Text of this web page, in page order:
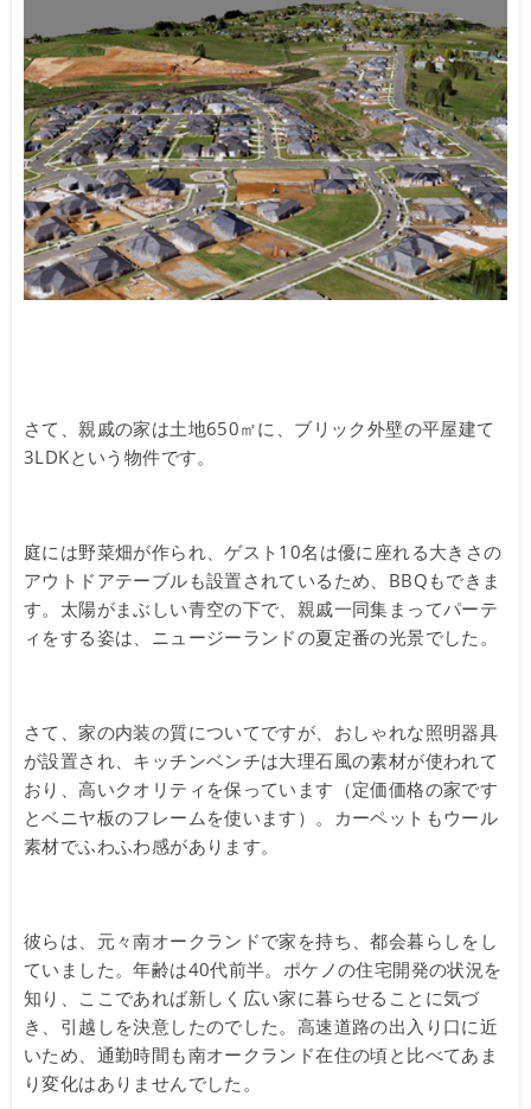
さて、親戚の家は土地650㎡に、ブリック外壁の平屋建て
3LDKという物件です。
庭には野菜畑が作られ、ゲスト10名は優に座れる大きさの
アウトドアテーブルも設置されているため、BBQもできま
す。太陽がまぶしい青空の下で、親戚一同集まってパーテ
ィをする姿は、ニュージーランドの夏定番の光景でした。
さて、家の内装の質についてですが、おしゃれな照明器具
が設置され、キッチンベンチは大理石風の素材が使われて
おり、高いクオリティを保っています（定価価格の家です
とベニヤ板のフレームを使います）。カーペットもウール
素材でふわふわ感があります。
彼らは、元々南オークランドで家を持ち、都会暮らしをし
ていました。年齢は40代前半。ポケノの住宅開発の状況を
知り、ここであれば新しく広い家に暮らせることに気づ
き、引越しを決意したのでした。高速道路の出入り口に近
いため、通勤時間も南オークランド在住の頃と比べてあま
り変化はありませんでした。